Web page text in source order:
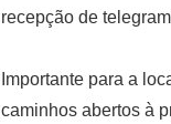
recepção de
Importante para a
caminhos abertos à